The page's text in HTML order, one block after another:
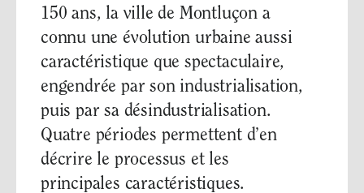
150 ans, la ville de Montluçon a
connu une évolution urbaine aussi
caractéristique que spectaculaire,
engendrée par son industrialisation,
puis par sa désindustrialisation.
Quatre périodes permettent d’en
décrire le processus et les
principales caractéristiques.